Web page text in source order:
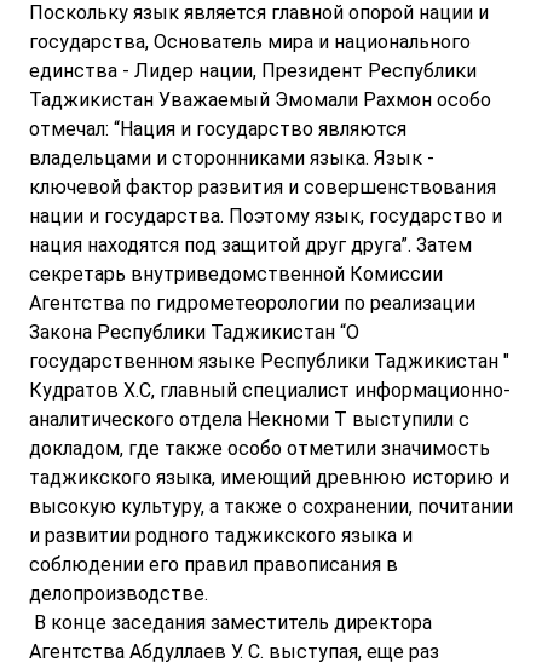
Поскольку язык является главной опорой нации и
государства, Основатель мира и национального
единства - Лидер нации, Президент Республики
Таджикистан Уважаемый Эмомали Рахмон особо
отмечал: “Нация и государство являются
владельцами и сторонниками языка. Язык -
ключевой фактор развития и совершенствования
нации и государства. Поэтому язык, государство и
нация находятся под защитой друг друга”. Затем
секретарь внутриведомственной Комиссии
Агентства по гидрометеорологии по реализации
Закона Республики Таджикистан “О
государственном языке Республики Таджикистан "
Кудратов Х.С, главный специалист информационно-
аналитического отдела Некноми Т выступили с
докладом, где также особо отметили значимость
таджикского языка, имеющий древнюю историю и
высокую культуру, а также о сохранении, почитании
и развитии родного таджикского языка и
соблюдении его правил правописания в
делопроизводстве.
В конце заседания заместитель директора
Агентства Абдуллаев У. С. выступая, еще раз